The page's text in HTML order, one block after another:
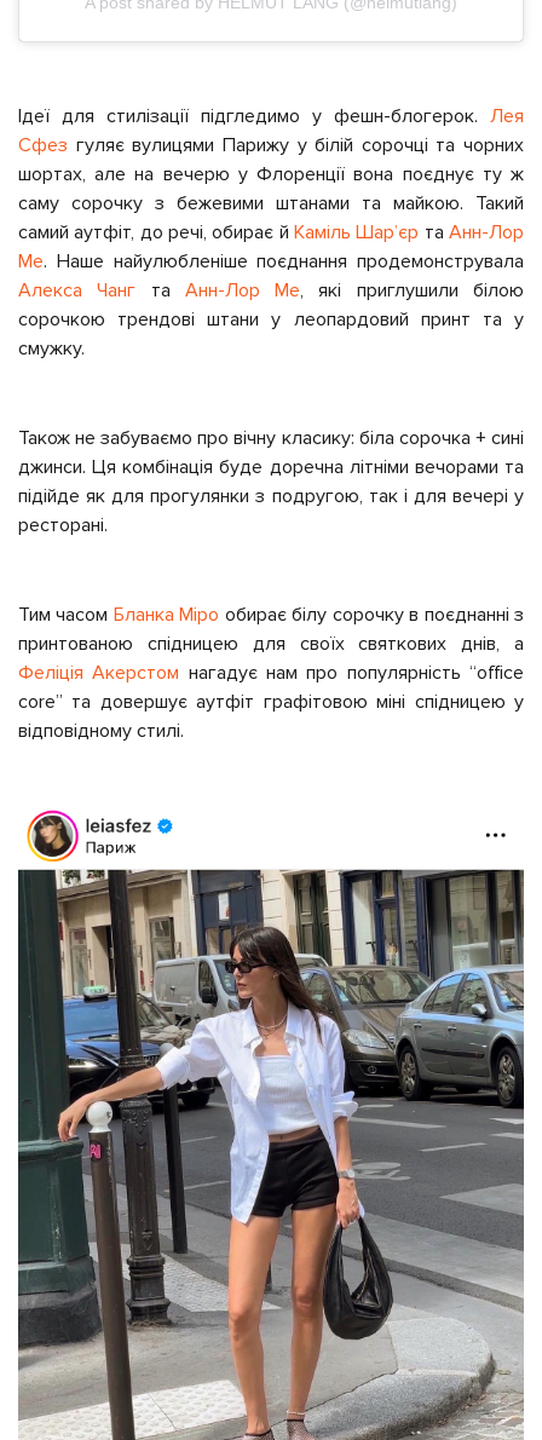
Ідеї для стилізації підгледимо у фешн-блогерок. Лея
Сфез гуляє вулицями Парижу у білій сорочці та чорних
шортах, але на вечерю у Флоренції вона поєднує ту ж
саму сорочку з бежевими штанами та майкою. Такий
самий аутфіт, до речі, обирає й Каміль Шар’єр таАнн-Лор
Ме. Наше найулюбленіше поєднання продемонструвала
Алекса Чанг та Анн-Лор Ме, які приглушили білою
сорочкою трендові штани у леопардовий принт та у
смужку.
Також не забуваємо про вічну класику: біла сорочка + сині
джинси. Ця комбінація буде доречна літніми вечорами та
підійде як для прогулянки з подругою, так і для вечері у
ресторані.
Тим часом Бланка Міро обирає білу сорочку в поєднанні з
принтованою спідницею для своїх святкових днів, а
Феліція Акерстом нагадує нам про популярність “office
core” та довершує аутфіт графітовою міні спідницею у
відповідному стилі.